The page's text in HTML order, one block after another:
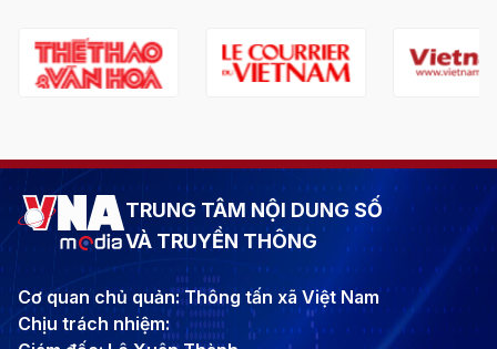
TRUNG TÂM NỘI DUNG SỐ
VÀ TRUYỀN THÔNG
Cơ quan chủ quản: Thông tấn xã Việt Nam
Chịu trách nhiệm: